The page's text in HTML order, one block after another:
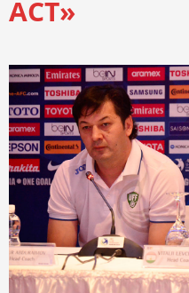
АСТ»